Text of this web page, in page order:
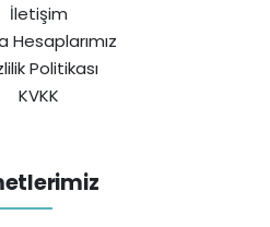
İletişim
Hesaplarımız
Politikası
KVKK